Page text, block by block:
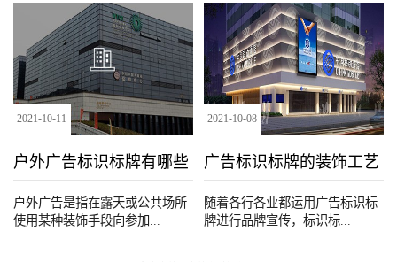
户外广告标识标牌有哪些
种类
2021-10-11
户外广告是指在露天或公共场所
使用某种装饰手段向参加...
广告标识标牌的装饰工艺
2021-10-08
随着各行各业都运用广告标识标
牌进行品牌宣传，标识标...